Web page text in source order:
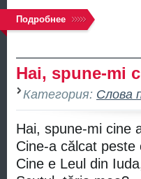
Подробнее
Hai, spune-mi
Категория: Слова
Hai, spune-mi cine
Cine-a călcat peste
Cine e Leul din